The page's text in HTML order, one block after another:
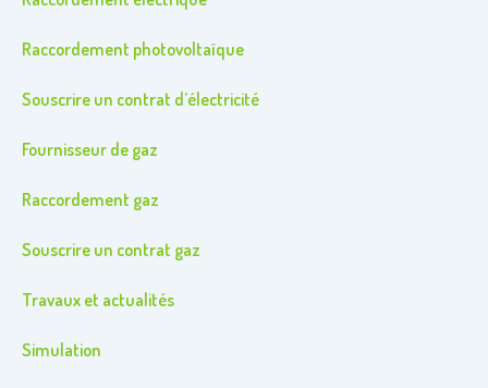
Raccordement photovoltaïque
Souscrire un contrat d’électricité
Fournisseur de gaz
Raccordement gaz
Souscrire un contrat gaz
Travaux et actualités
Simulation